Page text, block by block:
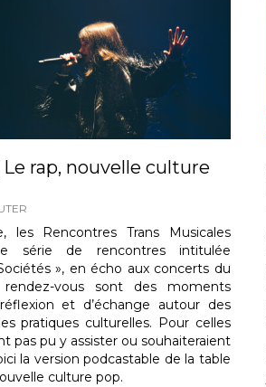
rap, nouvelle culture
les Rencontres Trans Musicales
série de rencontres intitulée
», en écho aux concerts du
vous sont des moments
et d’échange autour des
pratiques culturelles. Pour celles
pas pu y assister ou souhaiteraient
la version podcastable de la table
culture pop.